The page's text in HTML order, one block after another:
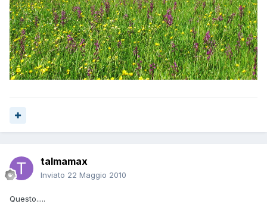
talmamax
Inviato 22 Maggio 2010
Questo.....